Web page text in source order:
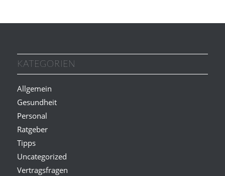
KATEGORIEN
Allgemein
Gesundheit
Personal
Ratgeber
Tipps
Uncategorized
Vertragsfragen